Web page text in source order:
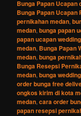
Bunga Papan Ucapan
Bunga Papan Ucapan
pernikahan medan,
medan,bunga papan
papan ucapan
medan, Bunga Papan
medan,bunga
Bunga Resepsi
medan,bunga
order bunga free
ongkos kirim di kota
medan,cara order
papan resepsi